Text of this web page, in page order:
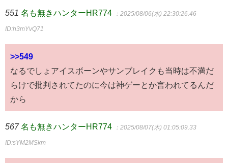
551 名も無きハンターHR774 ：2025/08/06(水) 22:30:26.46
ID:h3mYvQ71
>>549
なるでしょアイスボーンやサンブレイクも当時は不満だ
らけで批判されてたのに今は神ゲーとか言われてるんだ
から
567 名も無きハンターHR774 ：2025/08/07(木) 01:05:09.33
ID:sYM2MSkm